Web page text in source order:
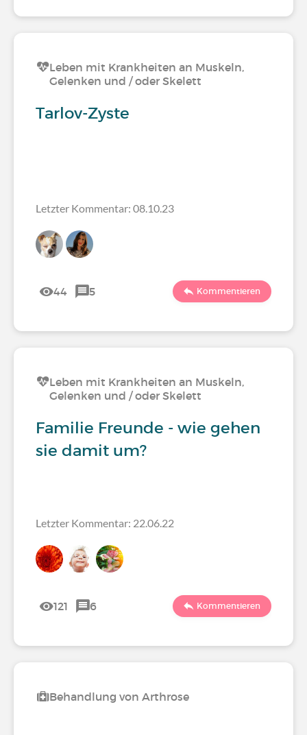
Leben mit Krankheiten an Muskeln,
Gelenken und / oder Skelett
Tarlov-Zyste
Letzter Kommentar: 08.10.23
44 5 Kommentieren
Leben mit Krankheiten an Muskeln,
Gelenken und / oder Skelett
Familie Freunde - wie gehen
sie damit um?
Letzter Kommentar: 22.06.22
121 6 Kommentieren
Behandlung von Arthrose